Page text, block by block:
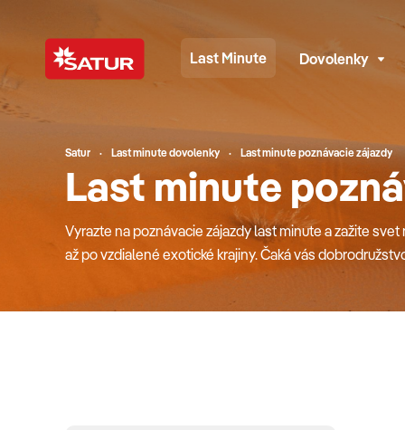
Last Minute Dovolenky
Satur Last minute dovolenky Last minute poznávacie zájazdy
Last minute
Vyrazte na poznávacie zájazdy last minute a zažite
až po vzdialené exotické krajiny. Čaká vás
ktoré nezabudnete. V ponuke nájdete stovky
s deťmi, či odvážnych sólo cestovateľov. Sprievodca